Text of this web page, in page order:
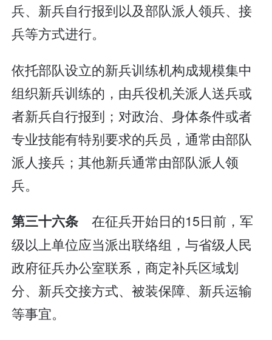
兵、新兵自行报到以及部队派人领兵、接
兵等方式进行。
依托部队设立的新兵训练机构成规模集中
组织新兵训练的，由兵役机关派人送兵或
者新兵自行报到；对政治、身体条件或者
专业技能有特别要求的兵员，通常由部队
派人接兵；其他新兵通常由部队派人领
兵。
第三十六条 在征兵开始日的15日前，军
级以上单位应当派出联络组，与省级人民
政府征兵办公室联系，商定补兵区域划
分、新兵交接方式、被装保障、新兵运输
等事宜。